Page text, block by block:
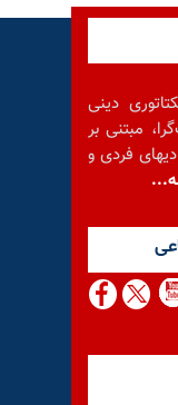
دینی
مبتنی بر
فردی و